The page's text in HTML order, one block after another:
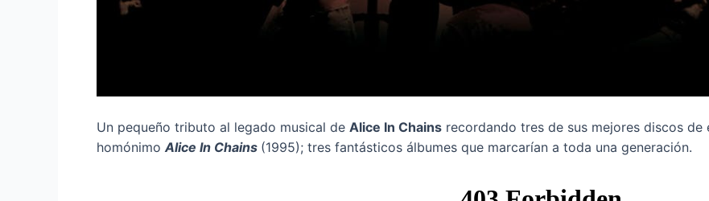
Un pequeño tributo al legado musical de Alice In Chains recordando tres de sus mejores discos de
homónimo Alice In Chains (1995); tres fantásticos álbumes que marcarían a toda una generación.